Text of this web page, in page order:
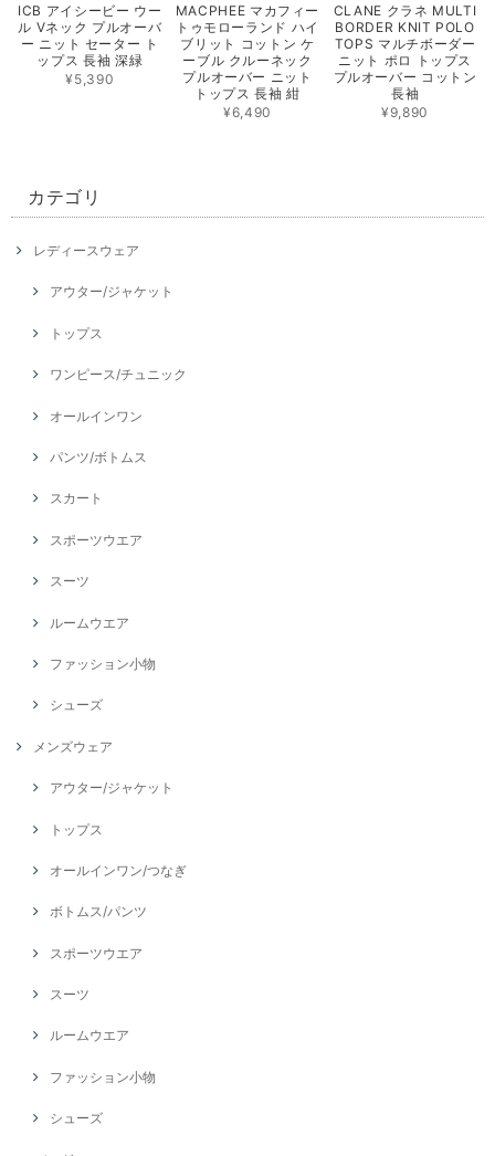
ICB アイシービー ウー
ル Vネック プルオーバ
ー ニット セーター ト
ップス 長袖 深緑
¥5,390
MACPHEE マカフィー
トゥモローランド ハイ
ブリット コットン ケ
ーブル クルーネック
プルオーバー ニット
トップス 長袖 紺
¥6,490
CLANE クラネ MULTI
BORDER KNIT POLO
TOPS マルチボーダー
ニット ポロ トップス
プルオーバー コットン
長袖
¥9,890
カテゴリ
レディースウェア
アウター/ジャケット
トップス
ワンピース/チュニック
オールインワン
パンツ/ボトムス
スカート
スポーツウエア
スーツ
ルームウエア
ファッション小物
シューズ
メンズウェア
アウター/ジャケット
トップス
オールインワン/つなぎ
ボトムス/パンツ
スポーツウエア
スーツ
ルームウエア
ファッション小物
シューズ